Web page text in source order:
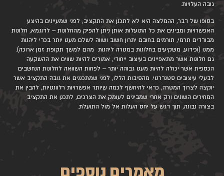
גובה העלויות.
בסופו של דבר, ההמלצה היא לא לתכנן את התקציב, לפני שמעיינים בהיצע
האפשרויות ומבינים את כל התועלות אותן ניתן להפיק מהחלונות – לדוגמא, חלונות
מבודדים תרמי, תורמים בחובם יתרון חשוב ושווה לשלם מעט יותר בכדי ליהנות
ממנו (וכידוע, משקיעים בחלונות במטרה ליהנות מהם למשך תקופת זמן ארוכה).
גם חלונות אשר מתאפיינים בעיצוב ייחודי, אמורים להיות שווים את ההשקעה
הכספית אשר יכולה להיות מעט גבוהה יותר – לפחות השוואה לחלונות הנחשבים
לבעלי עיצובים סטנדרטי. מהסיבות הללו, לפני שמתכננים את גובה התקציב אשר
יוקצה לצרוך המטרה, כדאי להיחשף לכמה שיותר אפשרויות רלוונטיות, להבין את
המחירים השונים ורק אחרי שמבינים לעומק את הצרכים, לתכנן את התקציב
בצורה נבונה, תוך דגש על יחס העלות אל מול התועלת.
מאמרים נוספים